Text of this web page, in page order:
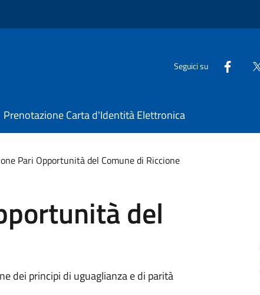
Seguici su
Prenotazione Carta d'Identità Elettronica
Pari Opportunità del Comune di Riccione
del
dei principi di uguaglianza e di parità